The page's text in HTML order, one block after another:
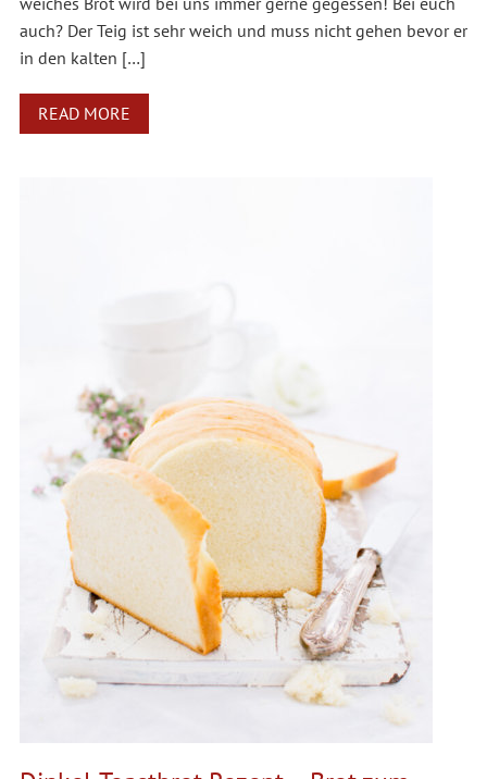
auch? Der Teig ist sehr weich und muss nicht gehen bevor er
in den kalten […]
READ MORE